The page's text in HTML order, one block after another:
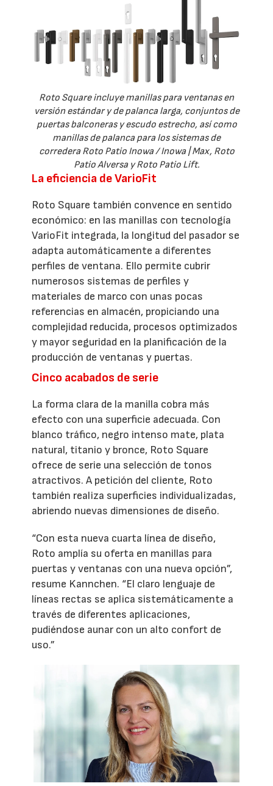
Roto Square incluye manillas para ventanas en
versión estándar y de palanca larga, conjuntos de
puertas balconeras y escudo estrecho, así como
manillas de palanca para los sistemas de
corredera Roto Patio Inowa / Inowa | Max, Roto
Patio Alversa y Roto Patio Lift.
La eficiencia de VarioFit
Roto Square también convence en sentido
económico: en las manillas con tecnología
VarioFit integrada, la longitud del pasador se
adapta automáticamente a diferentes
perfiles de ventana. Ello permite cubrir
numerosos sistemas de perfiles y
materiales de marco con unas pocas
referencias en almacén, propiciando una
complejidad reducida, procesos optimizados
y mayor seguridad en la planificación de la
producción de ventanas y puertas.
Cinco acabados de serie
La forma clara de la manilla cobra más
efecto con una superficie adecuada. Con
blanco tráfico, negro intenso mate, plata
natural, titanio y bronce, Roto Square
ofrece de serie una selección de tonos
atractivos. A petición del cliente, Roto
también realiza superficies individualizadas,
abriendo nuevas dimensiones de diseño.
“Con esta nueva cuarta línea de diseño,
Roto amplía su oferta en manillas para
puertas y ventanas con una nueva opción”,
resume Kannchen. “El claro lenguaje de
líneas rectas se aplica sistemáticamente a
través de diferentes aplicaciones,
pudiéndose aunar con un alto confort de
uso.”